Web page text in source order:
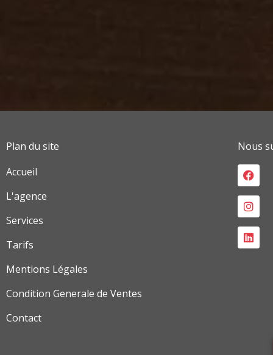
Plan du site
Accueil
L'agence
Services
Tarifs
Mentions Légales
Condition Generale de Ventes
Contact
Nous